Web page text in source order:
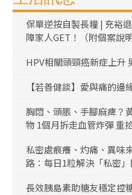
保單逆按自製長糧 | 充裕
障家人GET！（附個案說明
HPV相關頭頸癌新症上升
【若善健談】愛與痛的邊
胸悶、頭脹、手腳麻痺？
物 1個月拆走血管炸彈 重
私密處痕癢、灼痛、異味
路：每日1粒解決「私密
長效胰島素助糖友穩定控